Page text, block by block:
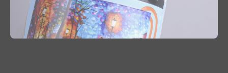
Jesteś
klientem końcowym?